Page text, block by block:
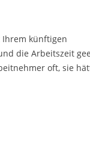
Ihrem künftigen
die Arbeitszeit
oft, sie